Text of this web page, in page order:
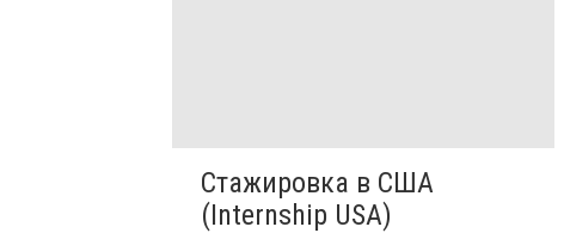
Стажировка в США
(Internship USA)